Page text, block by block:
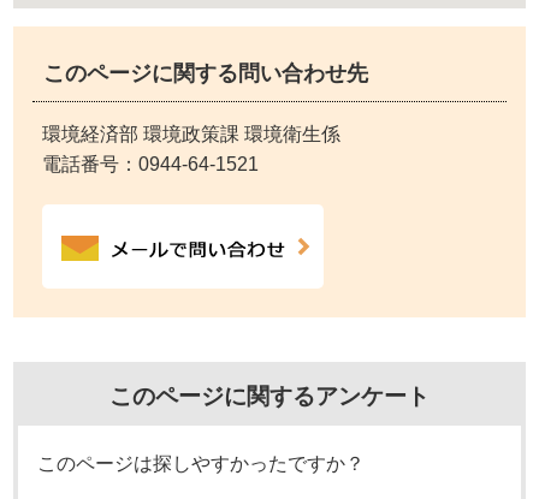
このページに関する問い合わせ先
環境経済部 環境政策課 環境衛生係
電話番号：0944-64-1521
このページに関するアンケート
このページは探しやすかったですか？